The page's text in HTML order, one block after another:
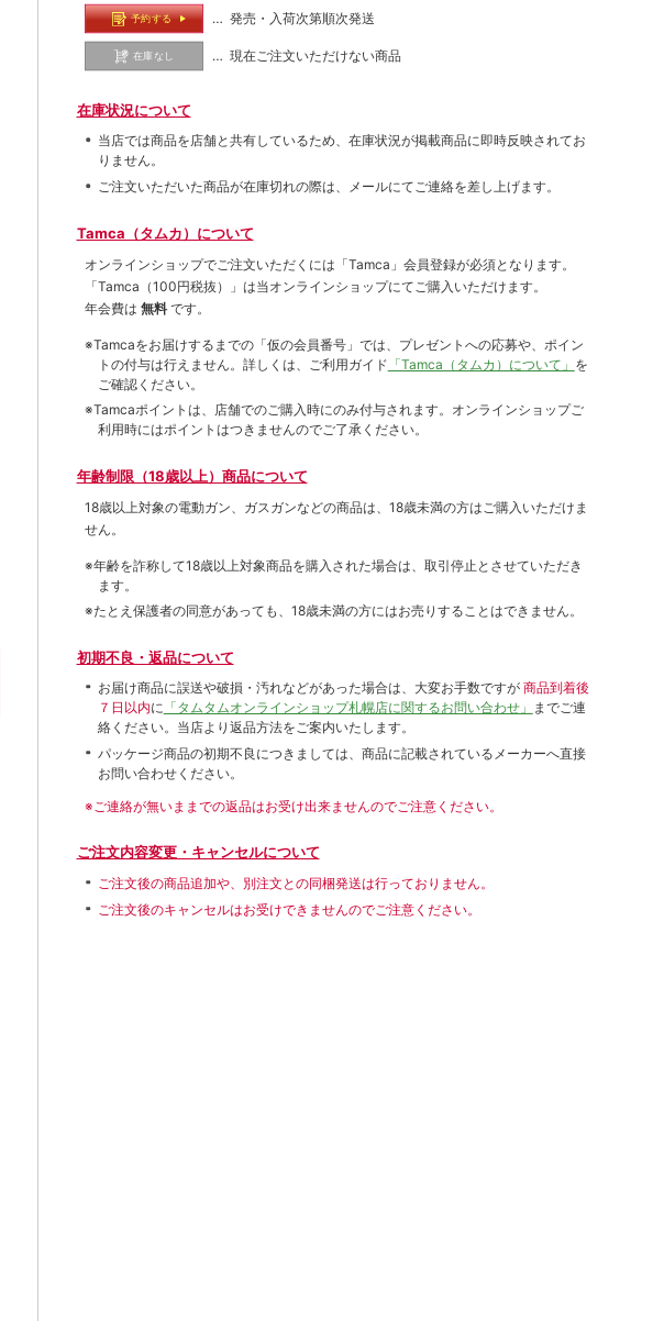
予約する … 発売・入荷次第順次発送
在庫なし … 現在ご注文いただけない商品
在庫状況について
当店では商品を店舗と共有しているため、在庫状況が掲載商品に即時反映されてお
りません。
ご注文いただいた商品が在庫切れの際は、メールにてご連絡を差し上げます。
Tamca（タムカ）について
オンラインショップでご注⽂いただくには「Tamca」会員登録が必須となります。
「Tamca （100円税抜）
」は当オンラインショップにてご購⼊いただけます。
年会費は 無料 です。
※Tamcaをお届けするまでの「仮の会員番号」では、プレゼントへの応募や、ポイン
トの付与は⾏えません。詳しくは、ご利⽤ガイド 「Tamca（タムカ）について」 を
ご確認ください。
※Tamcaポイントは、店舗でのご購⼊時にのみ付与されます。オンラインショップご
利用時にはポイントはつきませんのでご了承ください。
年齢制限（18歳以上）商品について
18歳以上対象の電動ガン、ガスガンなどの商品は、18歳未満の方はご購入いただけま
せん。
※年齢を詐称して18歳以上対象商品を購入された場合は、取引停止とさせていただき
ます。
※たとえ保護者の同意があっても、18歳未満の方にはお売りすることはできません。
初期不良・返品について
お届け商品に誤送や破損・汚れなどがあった場合は、大変お手数ですが 商品到着後
７日以内に 「タムタムオンラインショップ札幌店に関するお問い合わせ」 までご連
絡ください。当店より返品方法をご案内いたします。
パッケージ商品の初期不良につきましては、商品に記載されているメーカーへ直接
お問い合わせください。
※ご連絡が無いままでの返品はお受け出来ませんのでご注意ください。
ご注文内容変更・キャンセルについて
ご注文後の商品追加や、別注文との同梱発送は行っておりません。
ご注文後のキャンセルはお受けできませんのでご注意ください。